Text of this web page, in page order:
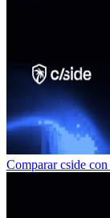
Comparar cside con